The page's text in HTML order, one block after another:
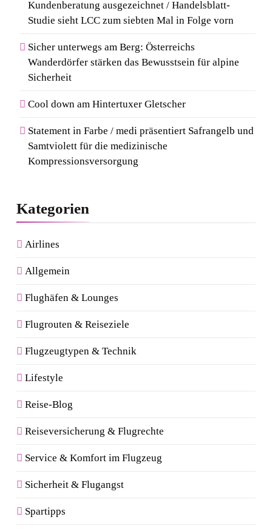
Kundenberatung ausgezeichnet / Handelsblatt-
Studie sieht LCC zum siebten Mal in Folge vorn
Sicher unterwegs am Berg: Österreichs
Wanderdörfer stärken das Bewusstsein für alpine
Sicherheit
Cool down am Hintertuxer Gletscher
Statement in Farbe / medi präsentiert Safrangelb und
Samtviolett für die medizinische
Kompressionsversorgung
Kategorien
Airlines
Allgemein
Flughäfen & Lounges
Flugrouten & Reiseziele
Flugzeugtypen & Technik
Lifestyle
Reise-Blog
Reiseversicherung & Flugrechte
Service & Komfort im Flugzeug
Sicherheit & Flugangst
Spartipps